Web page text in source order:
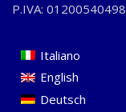
P.IVA: 01200540498
Italiano
English
Deutsch